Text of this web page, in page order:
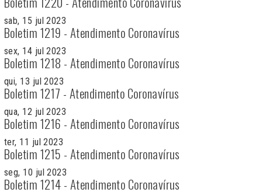
sab, 15 jul 2023
Boletim 1219 - Atendimento Coronavírus
sex, 14 jul 2023
Boletim 1218 - Atendimento Coronavírus
qui, 13 jul 2023
Boletim 1217 - Atendimento Coronavírus
qua, 12 jul 2023
Boletim 1216 - Atendimento Coronavírus
ter, 11 jul 2023
Boletim 1215 - Atendimento Coronavírus
seg, 10 jul 2023
Boletim 1214 - Atendimento Coronavírus